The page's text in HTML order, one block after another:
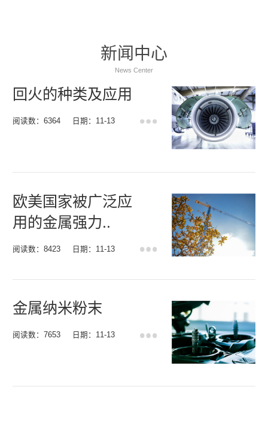
新闻中心
News Center
回火的种类及应用
阅读数：6364 日期：11-13
欧美国家被广泛应
用的金属强力..
阅读数：8423 日期：11-13
金属纳米粉末
阅读数：7653 日期：11-13